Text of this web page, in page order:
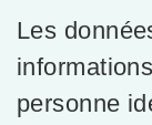
Les
personne